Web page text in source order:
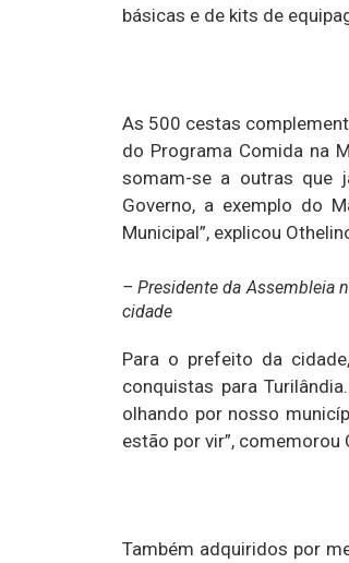
básicas e de kits de
As 500 cestas
do Programa Comida na
somam-se a outras que
Governo, a exemplo do
Municipal”, explicou
– Presidente da Assembleia
cidade
Para o prefeito da
conquistas para
olhando por nosso
estão por vir”, comemorou
Também adquiridos por